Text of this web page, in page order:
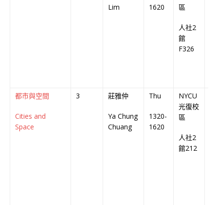
Lim
1620
區
人社2
館
F326
都市與空間
Cities and
Space
3 莊雅仲
Ya Chung
Chuang
Thu
1320-
1620
NYCU
光復校
區
人社2
館212